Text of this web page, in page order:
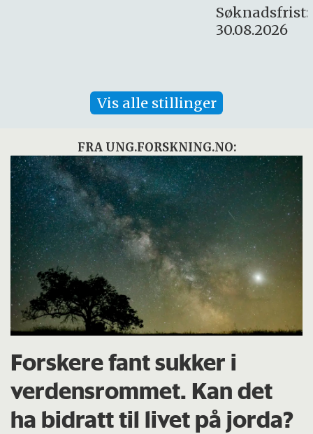
Vis alle stillinger
FRA UNG.FORSKNING.NO:
Forskere fant sukker i
verdensrommet. Kan det
ha bidratt til livet på jorda?